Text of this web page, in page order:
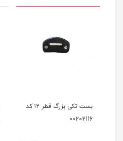
بست تکی بزرگ قطر ۱۲ کد
00202116